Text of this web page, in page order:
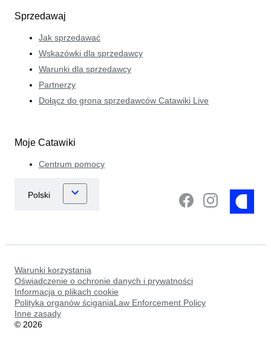
Sprzedawaj
Jak sprzedawać
Wskazówki dla sprzedawcy
Warunki dla sprzedawcy
Partnerzy
Dołącz do grona sprzedawców Catawiki Live
Moje Catawiki
Centrum pomocy
Warunki korzystania
Oświadczenie o ochronie danych i prywatności
Informacja o plikach cookie
Polityka organów ściganiaLaw Enforcement Policy
Inne zasady
© 2026